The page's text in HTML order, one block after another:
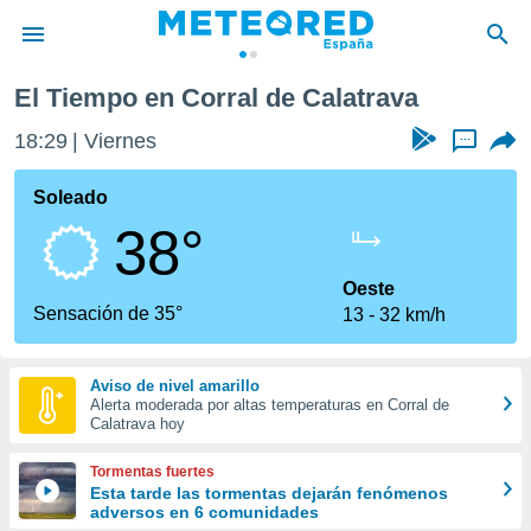
de
por
que se
calidad.
a este
las
y
forma
digital
basada
El Tiempo en Corral de Calatrava
18:29 Viernes ...
Soleado
38°
Sensación de 35°
Oeste
13
32 km/h
Aviso de nivel amarillo
Alerta moderada por altas temperaturas en Corral de
Calatrava hoy
Tormentas fuertes
Esta tarde las tormentas dejarán fenómenos
adversos en 6 comunidades